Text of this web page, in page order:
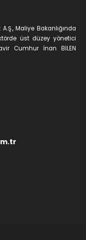
Maliye Bakanlığında
üst düzey yönetici
Cumhur İnan BİLEN